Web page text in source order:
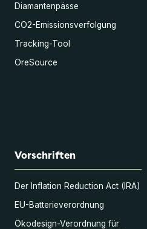
Diamantenpässe
CO2-Emissionsverfolgung
Tracking-Tool
OreSource
Vorschriften
Der Inflation Reduction Act (IRA)
EU-Batterieverordnung
Ökodesign-Verordnung für